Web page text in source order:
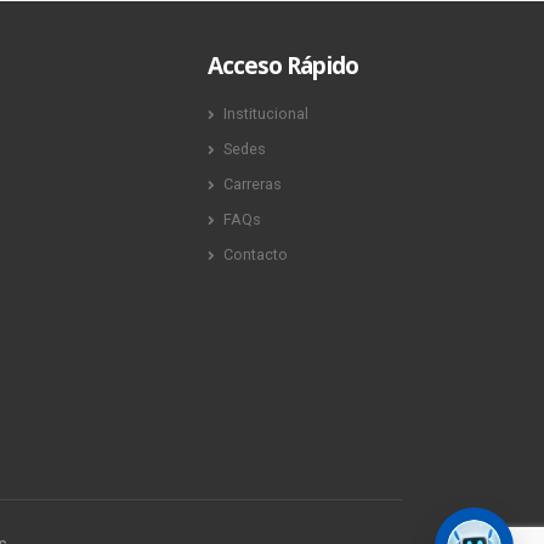
Acceso Rápido
Institucional
Sedes
Carreras
FAQs
Contacto